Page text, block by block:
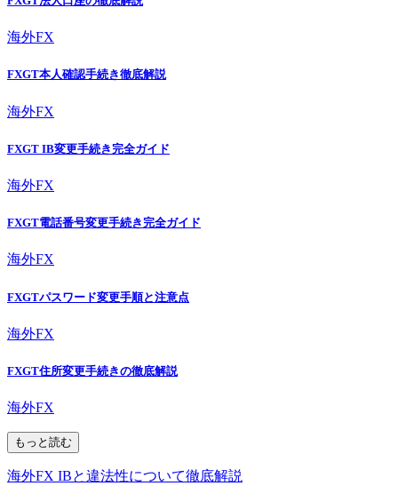
海外FX
FXGT本人確認手続き徹底解説
海外FX
FXGT IB変更手続き完全ガイド
海外FX
FXGT電話番号変更手続き完全ガイド
海外FX
FXGTパスワード変更手順と注意点
海外FX
FXGT住所変更手続きの徹底解説
海外FX
もっと読む
海外FX IBと違法性について徹底解説